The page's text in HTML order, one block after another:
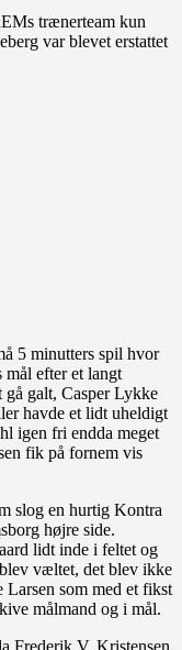
trænerteam kun
var blevet erstattet
5 minutters spil hvor
efter et langt
galt, Casper Lykke
havde et lidt uheldigt
igen fri endda meget
fik på fornem vis
slog en hurtig Kontra
højre side.
lidt inde i feltet og
væltet, det blev ikke
Larsen som med et fikst
målmand og i mål.
Frederik V. Kristensen